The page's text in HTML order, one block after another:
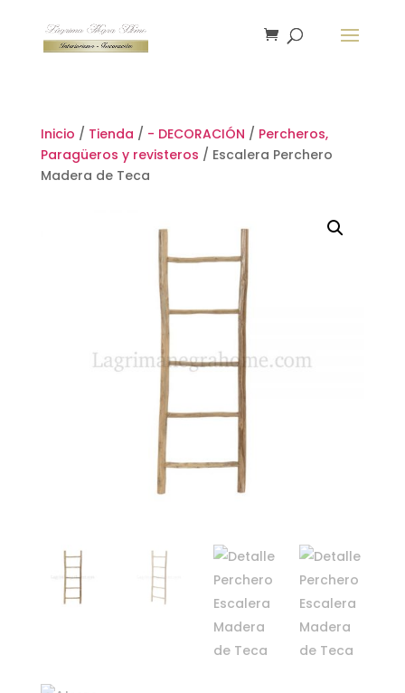
Inicio / Tienda / - DECORACIÓN / Percheros,
Paragüeros y revisteros / Escalera Perchero
Madera de Teca